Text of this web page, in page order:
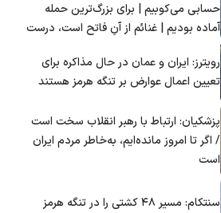
حسابی می‌کوبیم | برای بزرگ‌ترین حمله
آماده بودیم | غنائم از آنِ فاتح است، درست
رویترز: ایران و عمان در حال مذاکره برای
تعیین اعمال عوارض بر تنگه هرمز هستند
پزشکیان: ارتباط با رهبر انقلاب سخت است
/ اگر تا امروز مانده‌ایم، به‌خاطر مردم ایران
است
سنتکام: مسیر ۴۸ کشتی را در تنگه هرمز